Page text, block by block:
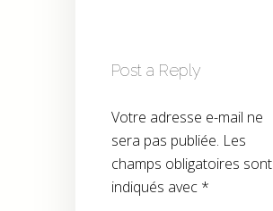
Post a Reply
Votre adresse e-mail ne
sera pas publiée. Les
champs obligatoires sont
indiqués avec *